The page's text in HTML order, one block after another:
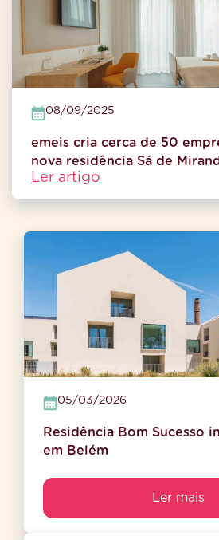
08/09/2025
emeis cria cerca de 50
nova residência Sá de
Ler artigo
05/03/2026
Residência Bom Sucesso
em Belém
Ler mais